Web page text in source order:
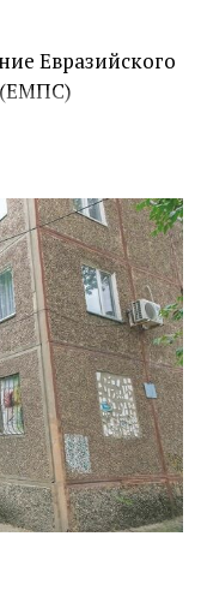
Евразийского
(ЕМПС)